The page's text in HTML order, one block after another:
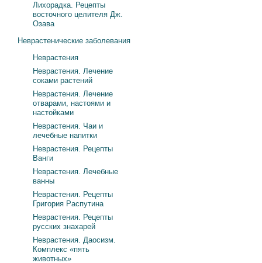
Лихорадка. Рецепты
восточного целителя Дж.
Озава
Неврастенические заболевания
Неврастения
Неврастения. Лечение
соками растений
Неврастения. Лечение
отварами, настоями и
настойками
Неврастения. Чаи и
лечебные напитки
Неврастения. Рецепты
Ванги
Неврастения. Лечебные
ванны
Неврастения. Рецепты
Григория Распутина
Неврастения. Рецепты
русских знахарей
Неврастения. Даосизм.
Комплекс «пять
животных»